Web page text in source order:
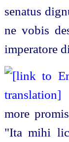
senatus
ne vobis
imperatore
more
"Ita mihi